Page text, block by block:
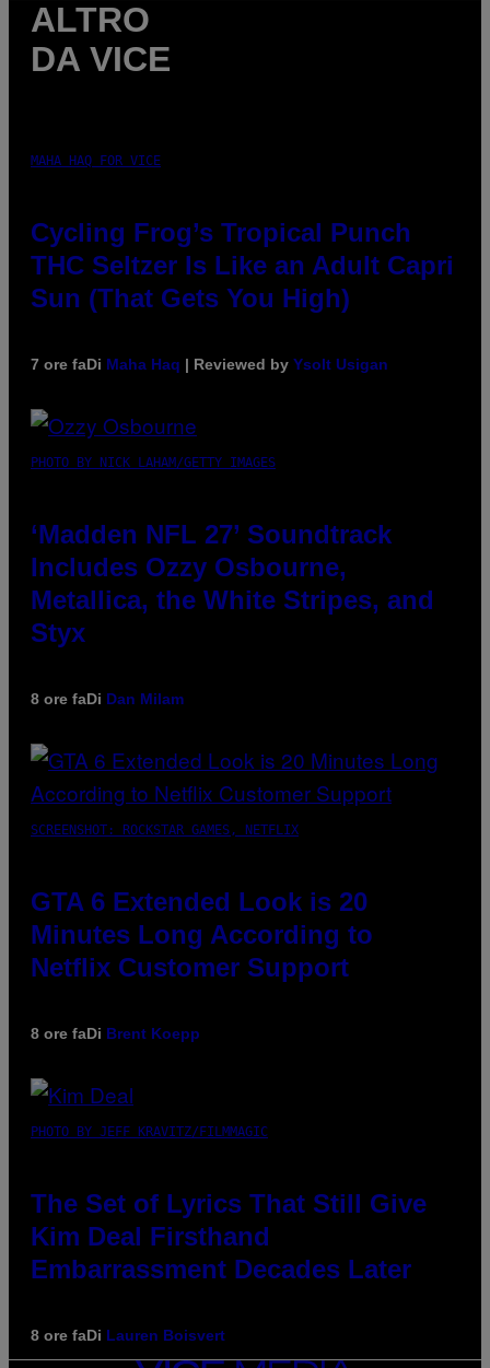
ALTRO
DA VICE
MAHA HAQ FOR VICE
Cycling Frog’s Tropical Punch
THC Seltzer Is Like an Adult Capri
Sun (That Gets You High)
7 ore faDi Maha Haq | Reviewed by Ysolt Usigan
PHOTO BY NICK LAHAM/GETTY IMAGES
‘Madden NFL 27’ Soundtrack
Includes Ozzy Osbourne,
Metallica, the White Stripes, and
Styx
8 ore faDi Dan Milam
SCREENSHOT: ROCKSTAR GAMES, NETFLIX
GTA 6 Extended Look is 20
Minutes Long According to
Netflix Customer Support
8 ore faDi Brent Koepp
PHOTO BY JEFF KRAVITZ/FILMMAGIC
The Set of Lyrics That Still Give
Kim Deal Firsthand
Embarrassment Decades Later
8 ore faDi Lauren Boisvert